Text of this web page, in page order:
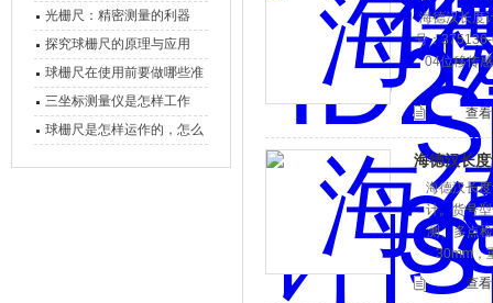
讲清
握万濠影像测量仪的六大核
心能力
光栅尺：精密测量的利器
探究球栅尺的原理与应用
球栅尺在使用前要做哪些准
备工作？
三坐标测量仪是怎样工作
的，功能有什么优势？
球栅尺是怎样运作的，怎么
海德汉长度
号：
04位移传
查
海德汉长
海德汉长
计。货号
测、多点
30mm，
查